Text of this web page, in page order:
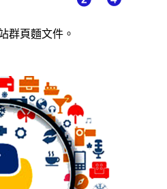
群頁麵文件。